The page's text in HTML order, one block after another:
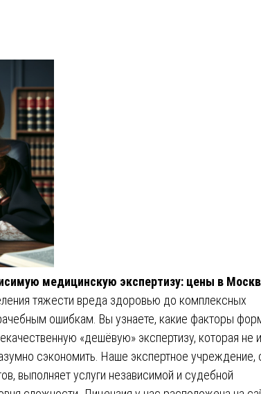
медицинскую экспертизу: цены в
тяжести вреда здоровью до комплексных
ошибкам. Вы узнаете, какие факторы
«дешёвую» экспертизу, которая не
сэкономить. Наше экспертное учреждение,
выполняет услуги независимой и судебной